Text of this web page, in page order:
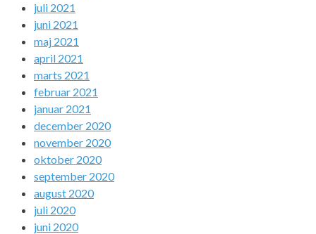
juli 2021
juni 2021
maj 2021
april 2021
marts 2021
februar 2021
januar 2021
december 2020
november 2020
oktober 2020
september 2020
august 2020
juli 2020
juni 2020